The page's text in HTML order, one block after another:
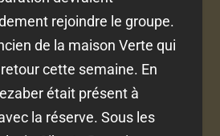
rejoindre le groupe.
de la maison Verte qui
cette semaine. En
était présent à
la réserve. Sous les